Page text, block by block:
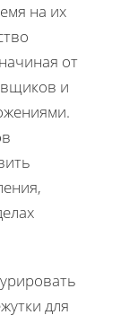
на их
от
и
для